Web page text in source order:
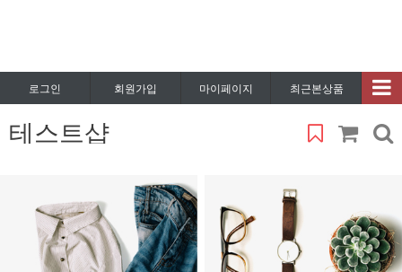
로그인 회원가입 마이페이지 최근본상품
테스트샵